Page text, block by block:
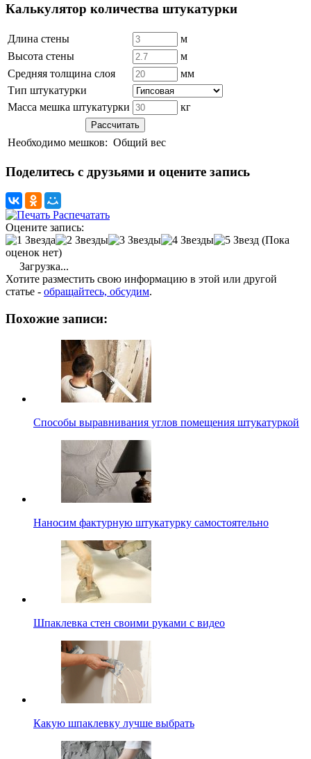
Калькулятор количества штукатурки
Длина стены
м
Высота стены
м
Средняя толщина слоя
мм
Тип штукатурки
Масса мешка штукатурки
кг
Необходимо мешков: Общий вес
Поделитесь с друзьями и оцените запись
Распечатать
Оцените запись:
(Пока
оценок нет)
Загрузка...
Хотите разместить свою информацию в этой или другой
статье - обращайтесь, обсудим.
Похожие записи:
Способы выравнивания углов помещения штукатуркой
Наносим фактурную штукатурку самостоятельно
Шпаклевка стен своими руками с видео
Какую шпаклевку лучше выбрать